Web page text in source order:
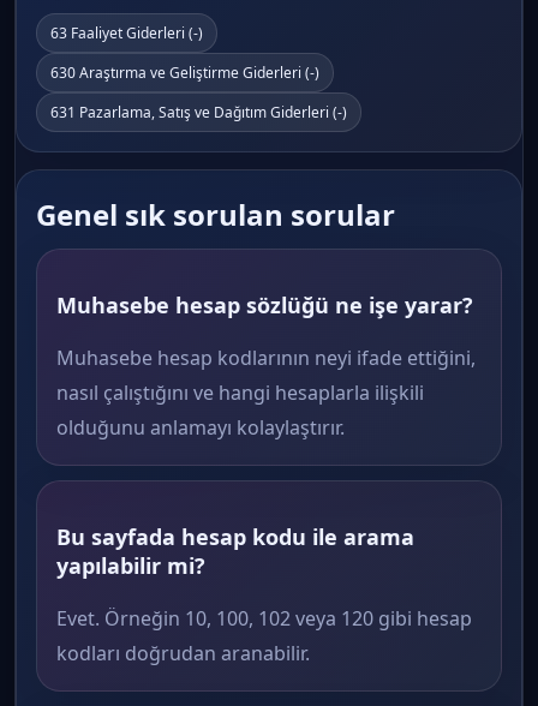
63 Faaliyet Giderleri (-)
630 Araştırma ve Geliştirme Giderleri (-)
631 Pazarlama, Satış ve Dağıtım Giderleri (-)
Genel sık sorulan sorular
Muhasebe hesap sözlüğü ne işe yarar?
Muhasebe hesap kodlarının neyi ifade ettiğini,
nasıl çalıştığını ve hangi hesaplarla ilişkili
olduğunu anlamayı kolaylaştırır.
Bu sayfada hesap kodu ile arama
yapılabilir mi?
Evet. Örneğin 10, 100, 102 veya 120 gibi hesap
kodları doğrudan aranabilir.